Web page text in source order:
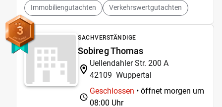
Immobiliengutachten Verkehrswertgutachten
3 SACHVERSTÄNDIGE
Sobireg Thomas
Uellendahler Str. 200 A
42109 Wuppertal
Geschlossen • öffnet morgen um
08:00 Uhr